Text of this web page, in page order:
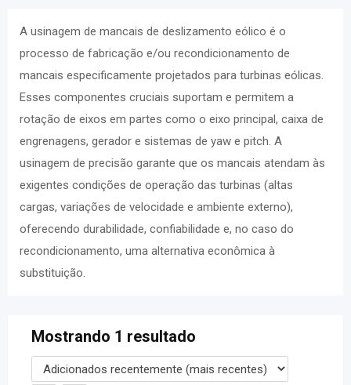
A usinagem de mancais de deslizamento eólico é o
processo de fabricação e/ou recondicionamento de
mancais especificamente projetados para turbinas eólicas.
Esses componentes cruciais suportam e permitem a
rotação de eixos em partes como o eixo principal, caixa de
engrenagens, gerador e sistemas de yaw e pitch. A
usinagem de precisão garante que os mancais atendam às
exigentes condições de operação das turbinas (altas
cargas, variações de velocidade e ambiente externo),
oferecendo durabilidade, confiabilidade e, no caso do
recondicionamento, uma alternativa econômica à
substituição.
Mostrando 1 resultado